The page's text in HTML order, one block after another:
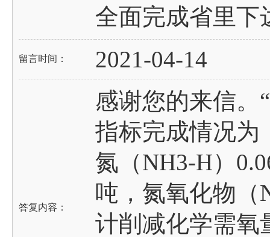
全面完成省里下
留言时间： 2021-04-14
答复内容：
感谢您的来信。
指标完成情况为
氮（NH3-H）
吨，氮氧化物（
计削减化学需氧